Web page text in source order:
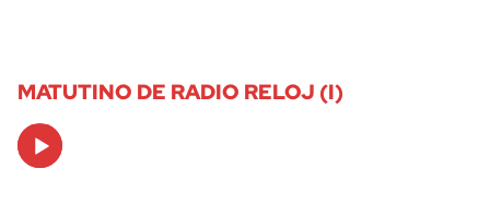
MATUTINO DE RADIO RELOJ (I)
Audio
Player